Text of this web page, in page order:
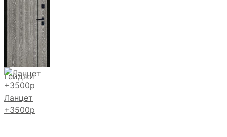
Гейджи
Ланцет
+3500р